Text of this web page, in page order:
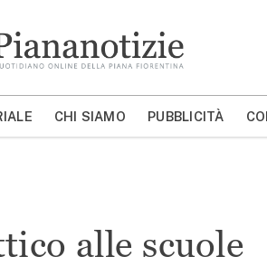
NASCONDI CERCA
CHI SIAMO PUBBLICITÀ
alle scuole